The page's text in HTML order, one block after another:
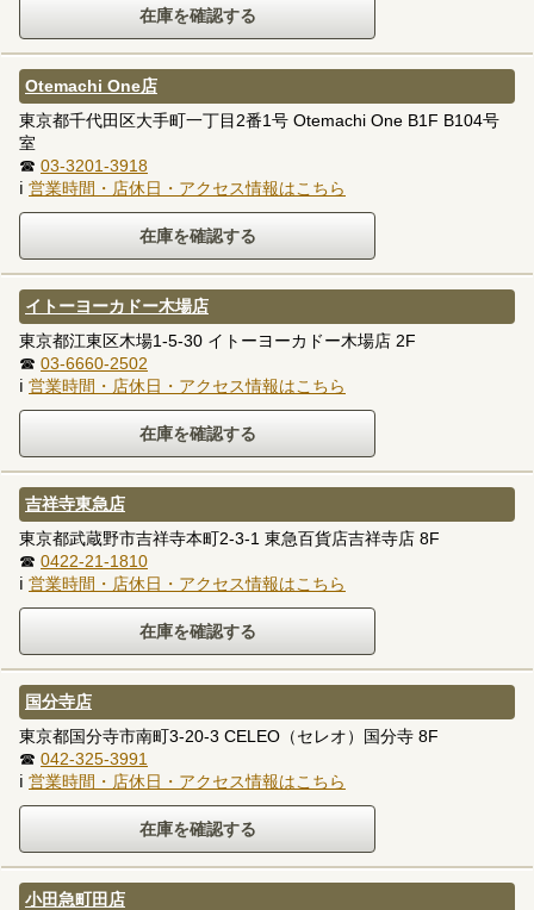
Otemachi One店
東京都千代田区大手町一丁目2番1号 Otemachi One B1F B104号
室
☎ 03-3201-3918
ℹ 営業時間・店休日・アクセス情報はこちら
イトーヨーカドー木場店
東京都江東区木場1-5-30 イトーヨーカドー木場店 2F
☎ 03-6660-2502
ℹ 営業時間・店休日・アクセス情報はこちら
吉祥寺東急店
東京都武蔵野市吉祥寺本町2-3-1 東急百貨店吉祥寺店 8F
☎ 0422-21-1810
ℹ 営業時間・店休日・アクセス情報はこちら
国分寺店
東京都国分寺市南町3-20-3 CELEO（セレオ）国分寺 8F
☎ 042-325-3991
ℹ 営業時間・店休日・アクセス情報はこちら
小田急町田店